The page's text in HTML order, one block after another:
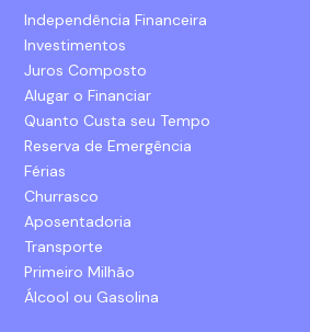
Independência Financeira
Investimentos
Juros Composto
Alugar o Financiar
Quanto Custa seu Tempo
Reserva de Emergência
Férias
Churrasco
Aposentadoria
Transporte
Primeiro Milhão
Álcool ou Gasolina